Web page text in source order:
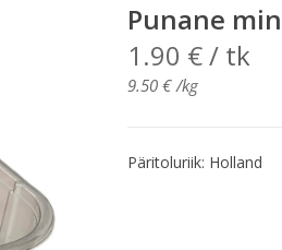
Punane
1.90 €/ tk
9.50€ /kg
Päritoluriik: Holland